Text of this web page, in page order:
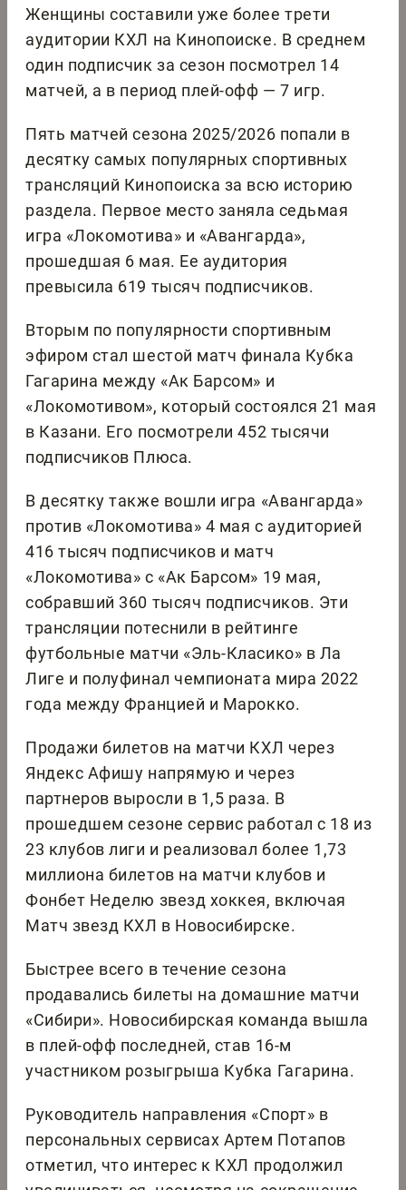
Женщины составили уже более трети
аудитории КХЛ на Кинопоиске. В среднем
один подписчик за сезон посмотрел 14
матчей, а в период плей-офф — 7 игр.
Пять матчей сезона 2025/2026 попали в
десятку самых популярных спортивных
трансляций Кинопоиска за всю историю
раздела. Первое место заняла седьмая
игра «Локомотива» и «Авангарда»,
прошедшая 6 мая. Ее аудитория
превысила 619 тысяч подписчиков.
Вторым по популярности спортивным
эфиром стал шестой матч финала Кубка
Гагарина между «Ак Барсом» и
«Локомотивом», который состоялся 21 мая
в Казани. Его посмотрели 452 тысячи
подписчиков Плюса.
В десятку также вошли игра «Авангарда»
против «Локомотива» 4 мая с аудиторией
416 тысяч подписчиков и матч
«Локомотива» с «Ак Барсом» 19 мая,
собравший 360 тысяч подписчиков. Эти
трансляции потеснили в рейтинге
футбольные матчи «Эль-Класико» в Ла
Лиге и полуфинал чемпионата мира 2022
года между Францией и Марокко.
Продажи билетов на матчи КХЛ через
Яндекс Афишу напрямую и через
партнеров выросли в 1,5 раза. В
прошедшем сезоне сервис работал с 18 из
23 клубов лиги и реализовал более 1,73
миллиона билетов на матчи клубов и
Фонбет Неделю звезд хоккея, включая
Матч звезд КХЛ в Новосибирске.
Быстрее всего в течение сезона
продавались билеты на домашние матчи
«Сибири». Новосибирская команда вышла
в плей-офф последней, став 16-м
участником розыгрыша Кубка Гагарина.
Руководитель направления «Спорт» в
персональных сервисах Артем Потапов
отметил, что интерес к КХЛ продолжил